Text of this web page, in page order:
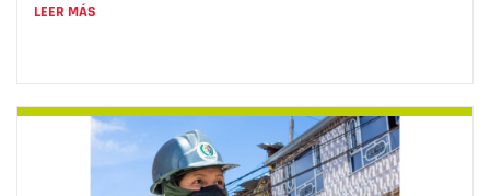
LEER MÁS